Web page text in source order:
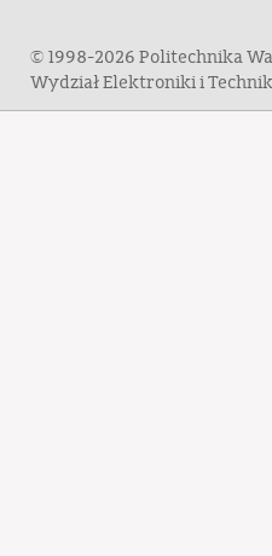
© 1998-2026 Politechnika
Wydział Elektroniki i